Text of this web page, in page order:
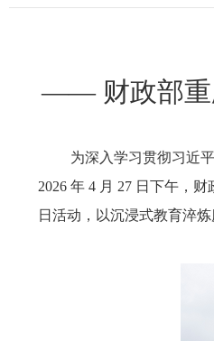
—— 财政部重
为深入学习贯彻习近
2026 年 4 月 27 日下午，
日活动，以沉浸式教育淬炼